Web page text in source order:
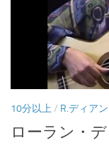
10分以上/ R.ディア
ローラン・